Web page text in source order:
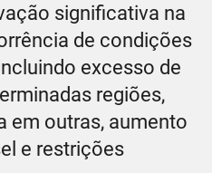
significativa na
de condições
excesso de
regiões,
em outras, aumento
e restrições